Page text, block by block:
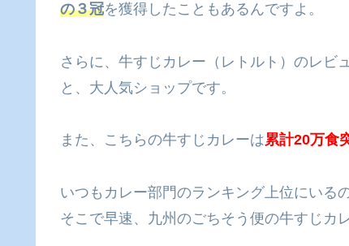
の３冠を獲得したこともあるんですよ。
さらに、牛すじカレー（レトルト）のレビ
と、大人気ショップです。
また、こちらの牛すじカレーは累計20万食
いつもカレー部門のランキング上位にいる
そこで早速、九州のごちそう便の牛すじカ